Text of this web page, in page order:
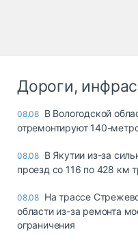
Дороги,
08.08 В Вологодской
отремонтируют 140-
08.08 В Якутии из-за
проезд со 116 по 428 км
08.08 На трассе
области из-за ремонта
ограничения